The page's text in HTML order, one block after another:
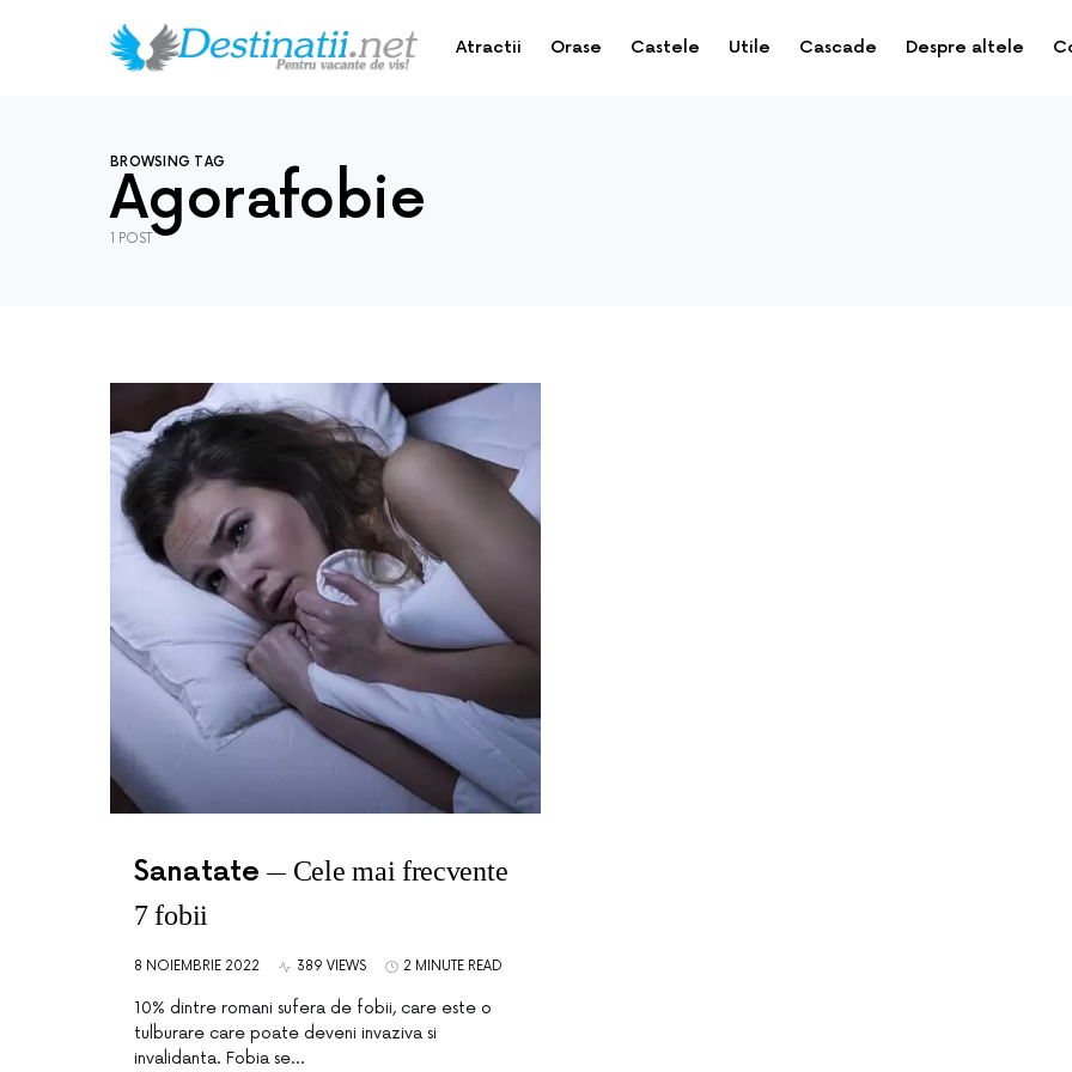
Atractii Orase Castele Utile Cascade Despre altele
BROWSING TAG
Agorafobie
1 POST
Sanatate
Cele mai frecvente
7 fobii
8 NOIEMBRIE 2022 389 VIEWS 2 MINUTE READ
10% dintre romani sufera de fobii, care este o
tulburare care poate deveni invaziva si
invalidanta. Fobia se…